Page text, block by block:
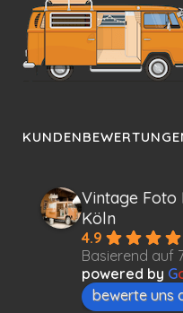
Vintage Foto
Köln
4.9
Basierend auf
powered by G
bewerte uns